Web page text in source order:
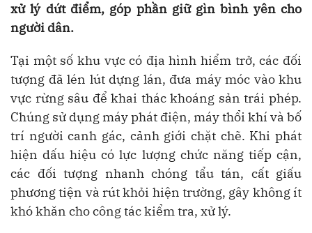
xử lý dứt điểm, góp phần giữ gìn bình yên cho
người dân.
Tại một số khu vực có địa hình hiểm trở, các đối
tượng đã lén lút dựng lán, đưa máy móc vào khu
vực rừng sâu để khai thác khoáng sản trái phép.
Chúng sử dụng máy phát điện, máy thổi khí và bố
trí người canh gác, cảnh giới chặt chẽ. Khi phát
hiện dấu hiệu có lực lượng chức năng tiếp cận,
các đối tượng nhanh chóng tẩu tán, cất giấu
phương tiện và rút khỏi hiện trường, gây không ít
khó khăn cho công tác kiểm tra, xử lý.